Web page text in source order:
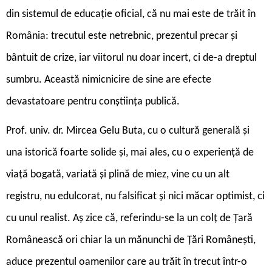
din sistemul de educație oficial, că nu mai este de trăit în
România: trecutul este netrebnic, prezentul precar și
bântuit de crize, iar viitorul nu doar incert, ci de-a dreptul
sumbru. Această nimicnicire de sine are efecte
devastatoare pentru conștiința publică.
Prof. univ. dr. Mircea Gelu Buta, cu o cultură generală și
una istorică foarte solide și, mai ales, cu o experiență de
viață bogată, variată și plină de miez, vine cu un alt
registru, nu edulcorat, nu falsificat și nici măcar optimist, ci
cu unul realist. Aș zice că, referindu-se la un colț de Țară
Românească ori chiar la un mănunchi de Țări Românești,
aduce prezentul oamenilor care au trăit în trecut într-o